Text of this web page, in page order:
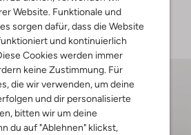
Website. Funktionale und
sorgen dafür, dass die Website
und kontinuierlich
Cookies werden immer
keine Zustimmung. Für
die wir verwenden, um deine
und dir personalisierte
bitten wir um deine
du auf "Ablehnen" klickst,
+ mehr farben